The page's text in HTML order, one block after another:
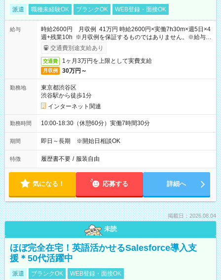
派遣 職種未経験OK ブランクOK WEB登録・面接OK
給与
時給2600円 月収例 41万円 時給2600円×実働7h30m×週5日×4
週+残業10h ※月収例を保証するものではありません。※給与即
受取りサービス利用可（利用条件有）
交通費別途支給あり
交通費 1ヶ月3万円を上限として実費支給
月収例 30万円～
勤務地
東京都渋谷区
渋谷駅から徒歩1分
インターネット関連
勤務時間 10:00-18:30（休憩60分）実働7時間30分
期間 即日～長期 ※開始日相談OK
特徴 履歴書不要 / 服装自由
気になる！ 応募する 詳細へ
掲載日：2026.08.04
未読
ほぼ完全在宅！英語活かせるSalesforce導入支
援＊50代活躍中
派遣 ブランクOK WEB登録・面接OK